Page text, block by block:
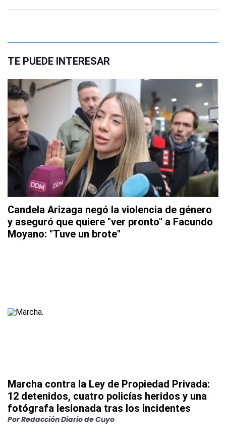
TE PUEDE INTERESAR
Candela Arizaga negó la violencia de género
y aseguró que quiere "ver pronto" a Facundo
Moyano: "Tuve un brote"
Marcha contra la Ley de Propiedad Privada:
12 detenidos, cuatro policías heridos y una
fotógrafa lesionada tras los incidentes
PorRedacción Diario de Cuyo